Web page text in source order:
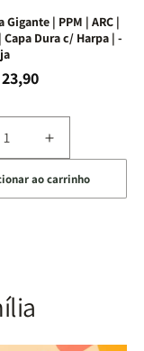
da
Bíblia
Penkal
Gigante | PPM | ARC |
Dura c/ Harpa | -
Aumentar
a
quantidade
de
ao carrinho